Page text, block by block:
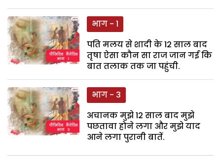
भाग - 1
पति मलय से शादी के 12 साल बाद
तृषा ऐसा कौन सा राज जान गई कि
बात तलाक तक जा पहुंची.
भाग - 3
अचानक मुझे 12 साल बाद मुझे
पछतावा होने लगा और मुझे याद
आने लगा पुरानी बातें.